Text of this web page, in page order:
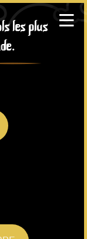
les plus